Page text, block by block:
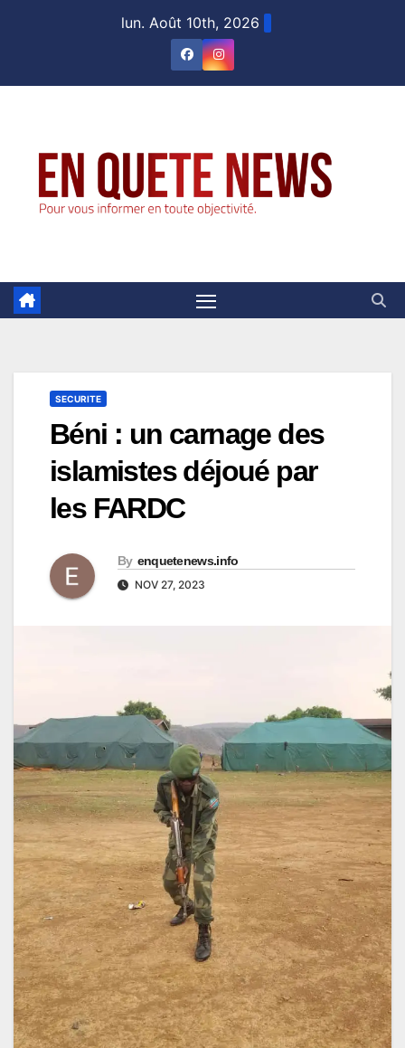
lun. Août 10th, 2026
SECURITE
Béni : un carnage des
islamistes déjoué par
les FARDC
By enquetenews.info
NOV 27, 2023